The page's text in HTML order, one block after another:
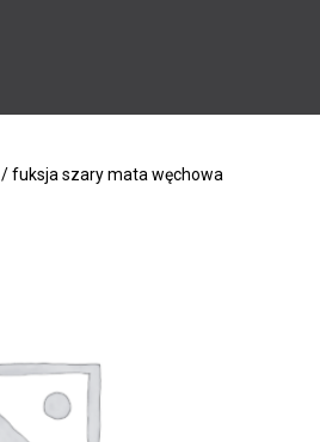
/ fuksja szary mata węchowa